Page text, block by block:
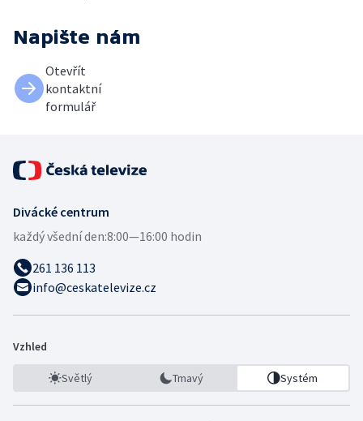
Napište nám
Otevřít
kontaktní
formulář
Divácké centrum
každý všední den:8:00—16:00 hodin
261 136 113
info@ceskatelevize.cz
Vzhled
Světlý Tmavý Systém